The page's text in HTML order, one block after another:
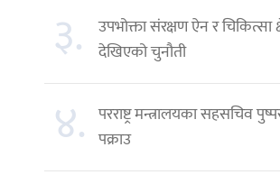
३.
उपभोक्ता संरक्षण ऐन र चिकित्सा
देखिएको चुनौती
४. परराष्ट्र मन्त्रालयका सहसचिव
पक्राउ